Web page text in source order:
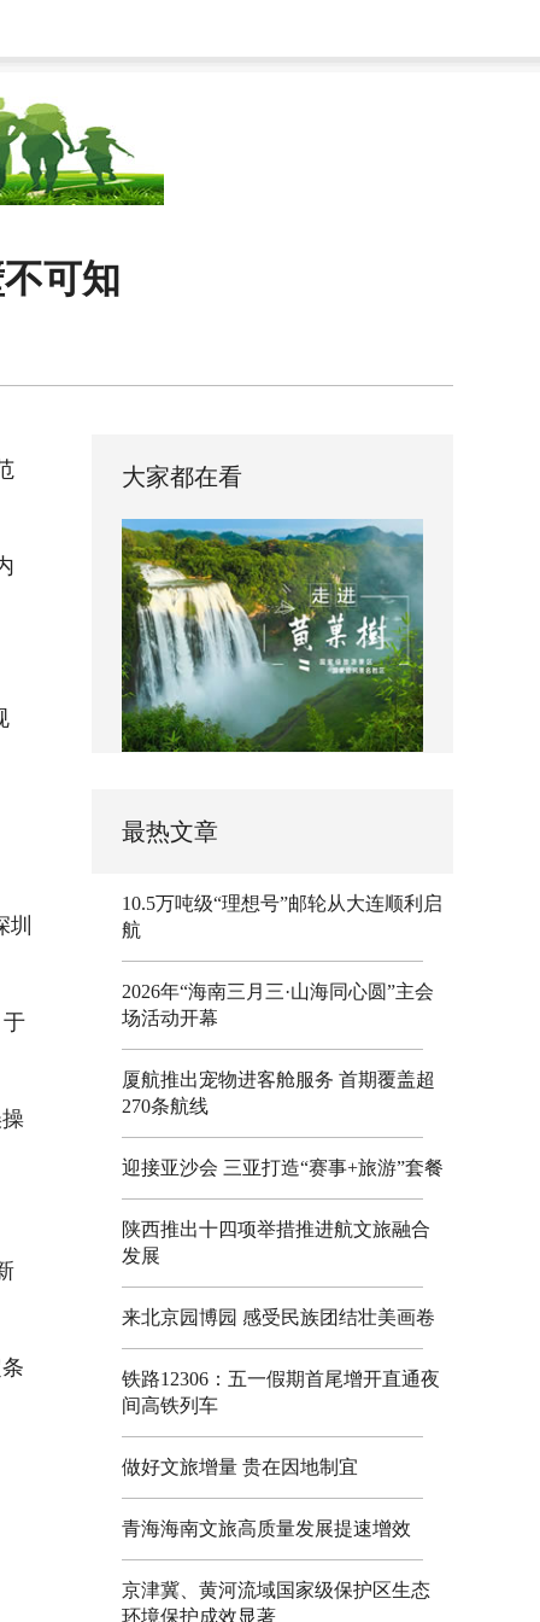
可知
圳
大家都在看
最热文章
10.5万吨级“理想号”邮轮从大连顺利启
航
2026年“海南三月三·山海同心圆”主会
场活动开幕
厦航推出宠物进客舱服务 首期覆盖超
270条航线
迎接亚沙会 三亚打造“赛事+旅游”套餐
陕西推出十四项举措推进航文旅融合
发展
来北京园博园 感受民族团结壮美画卷
铁路12306：五一假期首尾增开直通夜
间高铁列车
做好文旅增量 贵在因地制宜
青海海南文旅高质量发展提速增效
京津冀、黄河流域国家级保护区生态
环境保护成效显著